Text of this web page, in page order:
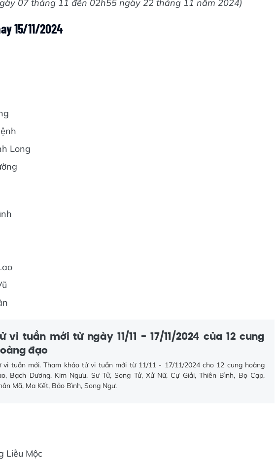
07 tháng 11 đến 02h55 ngày 22 tháng 11 năm 2024)
15/11/2024
Long
vi tuần mới từ ngày 11/11 - 17/11/2024 của 12 cung
đạo
vi tuần mới. Tham khảo tử vi tuần mới từ 11/11 - 17/11/2024 cho 12 cung hoàng
Bạch Dương, Kim Ngưu, Sư Tử, Song Tử, Xử Nữ, Cự Giải, Thiên Bình, Bọ Cạp,
Mã, Ma Kết, Bảo Bình, Song Ngư.
Liễu Mộc